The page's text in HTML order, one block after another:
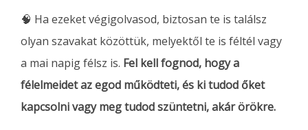
🧠 Ha ezeket végigolvasod, biztosan te is találsz
olyan szavakat közöttük, melyektől te is féltél vagy
a mai napig félsz is. Fel kell fognod, hogy a
félelmeidet az egod működteti, és ki tudod őket
kapcsolni vagy meg tudod szüntetni, akár örökre.